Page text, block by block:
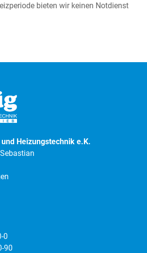
bieten wir keinen Notdienst
Heizungstechnik e.K.
0
90